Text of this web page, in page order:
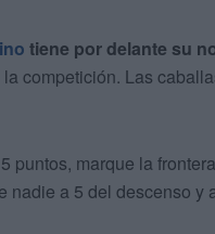
tiene por delante su
competición. Las
puntos, marque la
nadie a 5 del descenso y